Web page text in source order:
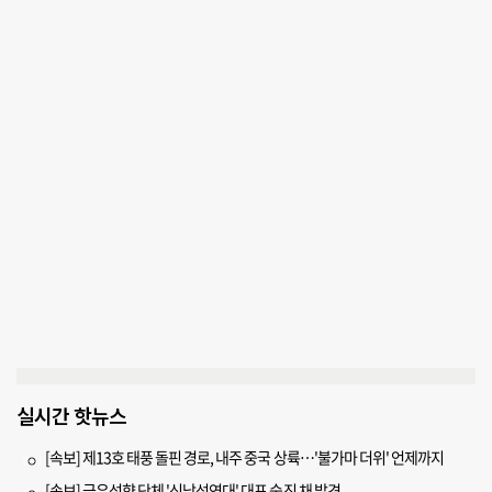
실시간 핫뉴스
[속보] 제13호 태풍 돌핀 경로, 내주 중국 상륙…'불가마 더위' 언제까지